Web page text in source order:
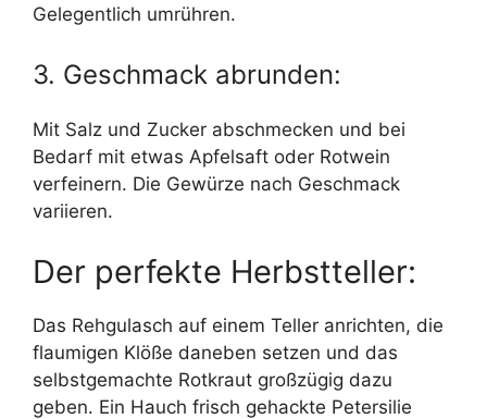
Gelegentlich umrühren.
3. Geschmack abrunden:
Mit Salz und Zucker abschmecken und bei
Bedarf mit etwas Apfelsaft oder Rotwein
verfeinern. Die Gewürze nach Geschmack
variieren.
Der perfekte Herbstteller:
Das Rehgulasch auf einem Teller anrichten, die
flaumigen Klöße daneben setzen und das
selbstgemachte Rotkraut großzügig dazu
geben. Ein Hauch frisch gehackte Petersilie